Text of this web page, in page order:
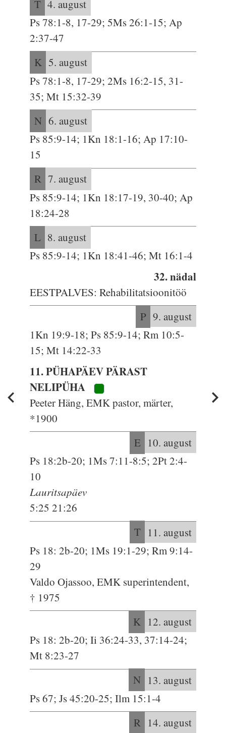
T 4. august
Ps 78:1-8, 17-29; 5Ms 26:1-15; Ap
2:37-47
K 5. august
Ps 78:1-8, 17-29; 2Ms 16:2-15, 31-
35; Mt 15:32-39
N 6. august
Ps 85:9-14; 1Kn 18:1-16; Ap 17:10-
15
R 7. august
Ps 85:9-14; 1Kn 18:17-19, 30-40; Ap
18:24-28
L 8. august
Ps 85:9-14; 1Kn 18:41-46; Mt 16:1-4
32. nädal
EESTPALVES: Rehabilitatsioonitöö
P 9. august
1Kn 19:9-18; Ps 85:9-14; Rm 10:5-
15; Mt 14:22-33
11. PÜHAPÄEV PÄRAST
NELIPÜHA
Peeter Häng, EMK pastor, märter,
*1900
E 10. august
Ps 18:2b-20; 1Ms 7:11-8:5; 2Pt 2:4-
10
Lauritsapäev
5:25 21:26
T 11. august
Ps 18: 2b-20; 1Ms 19:1-29; Rm 9:14-
29
Valdo Ojassoo, EMK superintendent,
† 1975
K 12. august
Ps 18: 2b-20; Ii 36:24-33, 37:14-24;
Mt 8:23-27
N 13. august
Ps 67; Js 45:20-25; Ilm 15:1-4
R 14. august